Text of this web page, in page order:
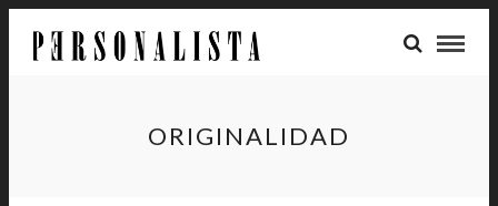
ORIGINALIDAD